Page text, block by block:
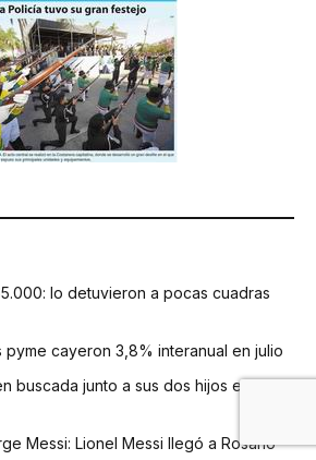
lo detuvieron a pocas cuadras
pyme cayeron 3,8% interanual en julio
buscada junto a sus dos hijos en
Messi: Lionel Messi llegó a Rosario